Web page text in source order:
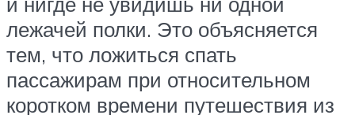
лежачей полки. Это объясняется
тем, что ложиться спать
пассажирам при относительном
коротком времени путешествия из